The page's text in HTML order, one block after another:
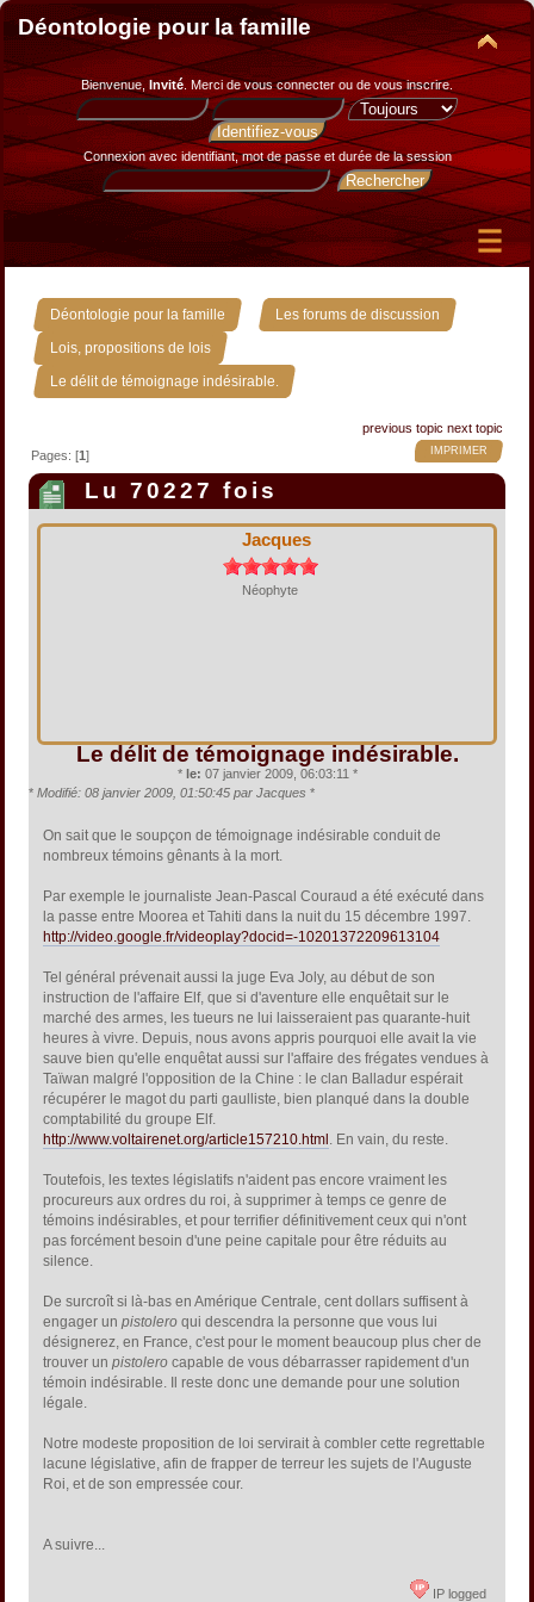
Déontologie pour la famille
Bienvenue, Invité. Merci devous connecter ou de vous inscrire.
Connexion avec identifiant, mot de passe et durée de la session
Déontologie pour la famille » Les forums de discussion »
Lois, propositions de lois »
Le délit de témoignage indésirable.
previous topic next topic
IMPRIMER
Pages: [1]
Lu 70227 fois
Jacques
Néophyte
Le délit de témoignage indésirable.
* le: 07 janvier 2009, 06:03:11 *
* Modifié: 08 janvier 2009, 01:50:45 par Jacques *
On sait que le soupçon de témoignage indésirable conduit de
nombreux témoins gênants à la mort.
Par exemple le journaliste Jean-Pascal Couraud a été exécuté dans
la passe entre Moorea et Tahiti dans la nuit du 15 décembre 1997.
http://video.google.fr/videoplay?docid=-10201372209613104
Tel général prévenait aussi la juge Eva Joly, au début de son
instruction de l'affaire Elf, que si d'aventure elle enquêtait sur le
marché des armes, les tueurs ne lui laisseraient pas quarante-huit
heures à vivre. Depuis, nous avons appris pourquoi elle avait la vie
sauve bien qu'elle enquêtat aussi sur l'affaire des frégates vendues à
Taïwan malgré l'opposition de la Chine : le clan Balladur espérait
récupérer le magot du parti gaulliste, bien planqué dans la double
comptabilité du groupe Elf.
http://www.voltairenet.org/article157210.html . En vain, du reste.
Toutefois, les textes législatifs n'aident pas encore vraiment les
procureurs aux ordres du roi, à supprimer à temps ce genre de
témoins indésirables, et pour terrifier définitivement ceux qui n'ont
pas forcément besoin d'une peine capitale pour être réduits au
silence.
De surcroît si là-bas en Amérique Centrale, cent dollars suffisent à
engager unpistolero qui descendra la personne que vous lui
désignerez, en France, c'est pour le moment beaucoup plus cher de
trouver unpistolero capable de vous débarrasser rapidement d'un
témoin indésirable. Il reste donc une demande pour une solution
légale.
Notre modeste proposition de loi servirait à combler cette regrettable
lacune législative, afin de frapper de terreur les sujets de l'Auguste
Roi, et de son empressée cour.
A suivre...
IP logged